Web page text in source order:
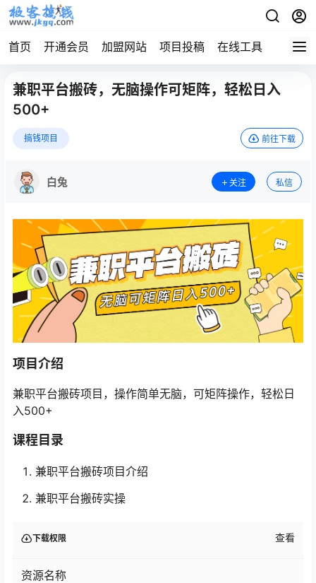
首页 开通会员 加盟网站 项目投稿 在线工具 地址发
兼职平台搬砖，无脑操作可矩阵，轻松日入
500+
搞钱项目 前往下载
白兔 关注 私信
项目介绍
兼职平台搬砖项目，操作简单无脑，可矩阵操作，轻松日
入500+
课程目录
兼职平台搬砖项目介绍
兼职平台搬砖实操
下载权限 查看
资源名称